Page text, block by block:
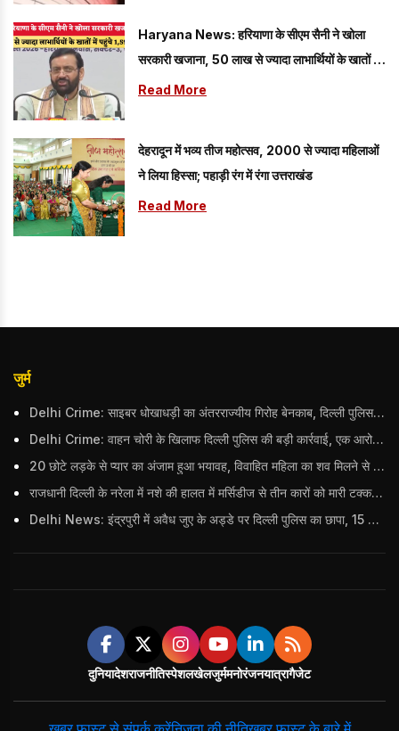
Haryana News: हरियाणा के सीएम सैनी ने खोला
सरकारी खजाना, 50 लाख से ज्यादा लाभार्थियों के खातों में
पहुंचे 1,595 करोड़
Read More
देहरादून में भव्य तीज महोत्सव, 2000 से ज्यादा महिलाओं
ने लिया हिस्सा; पहाड़ी रंग में रंगा उत्तराखंड
Read More
जुर्म
Delhi Crime: साइबर धोखाधड़ी का अंतरराज्यीय गिरोह बेनकाब, दिल्ली पुलिस ने 9 आरोपियों को दबोचा; भारी मात्रा में सामान बरामद
Delhi Crime: वाहन चोरी के खिलाफ दिल्ली पुलिस की बड़ी कार्रवाई, एक आरोपी गिरफ्तार; कुल 8 गाड़ियां बरामद
20 छोटे लड़के से प्यार का अंजाम हुआ भयावह, विवाहित महिला का शव मिलने से मचा हड़कंप
राजधानी दिल्ली के नरेला में नशे की हालत में मर्सिडीज से तीन कारों को मारी टक्कर, बुजुर्ग महिला की मौत; हिरासत में आरोपी
Delhi News: इंद्रपुरी में अवैध जुए के अड्डे पर दिल्ली पुलिस का छापा, 15 जुआरियों को पकड़ा; ₹3.61 लाख नकद और अन्य सामान बरामद
दुनियादेशराजनीतिस्पेशलखेलजुर्ममनोरंजनयात्रागैजेट